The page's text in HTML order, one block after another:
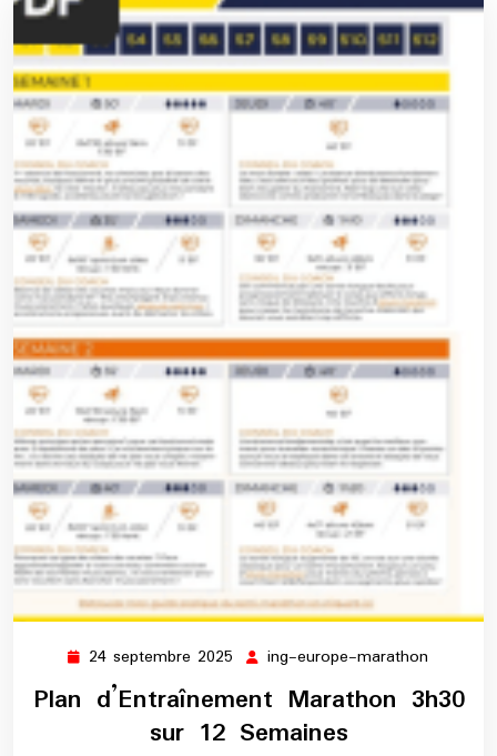
24 septembre 2025 24
septembre
2025
ing-europe-marathon
europe-
Plan d’Entraînement Marathon 3h30
sur 12 Semaines